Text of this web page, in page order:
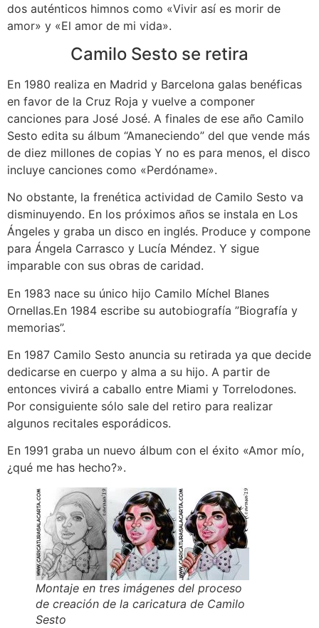
dos auténticos himnos como «Vivir así es morir de
amor» y «El amor de mi vida».
Camilo Sesto se retira
En 1980 realiza en Madrid y Barcelona galas benéficas
en favor de la Cruz Roja y vuelve a componer
canciones para José José. A finales de ese año Camilo
Sesto edita su álbum “Amaneciendo” del que vende más
de diez millones de copias Y no es para menos, el disco
incluye canciones como «Perdóname».
No obstante, la frenética actividad de Camilo Sesto va
disminuyendo. En los próximos años se instala en Los
Ángeles y graba un disco en inglés. Produce y compone
para Ángela Carrasco y Lucía Méndez. Y sigue
imparable con sus obras de caridad.
En 1983 nace su único hijo Camilo Míchel Blanes
Ornellas.En 1984 escribe su autobiografía ”Biografía y
memorias”.
En 1987 Camilo Sesto anuncia su retirada ya que decide
dedicarse en cuerpo y alma a su hijo. A partir de
entonces vivirá a caballo entre Miami y Torrelodones.
Por consiguiente sólo sale del retiro para realizar
algunos recitales esporádicos.
En 1991 graba un nuevo álbum con el éxito «Amor mío,
¿qué me has hecho?».
Montaje en tres imágenes del proceso
de creación de la caricatura de Camilo
Sesto